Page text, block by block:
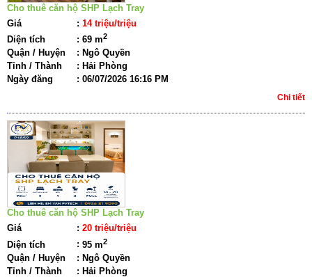
Cho thuê căn hộ SHP Lạch Tray
Giá
: 14 triệu/triệu
Diện tích
: 69 m2
Quận / Huyện : Ngô Quyền
Tỉnh / Thành
: Hải Phòng
Ngày đăng
: 06/07/2026 16:16 PM
Chi tiết
Cho thuê căn hộ SHP Lạch Tray
Giá
: 20 triệu/triệu
Diện tích
: 95 m2
Quận / Huyện : Ngô Quyền
Tỉnh / Thành
: Hải Phòng